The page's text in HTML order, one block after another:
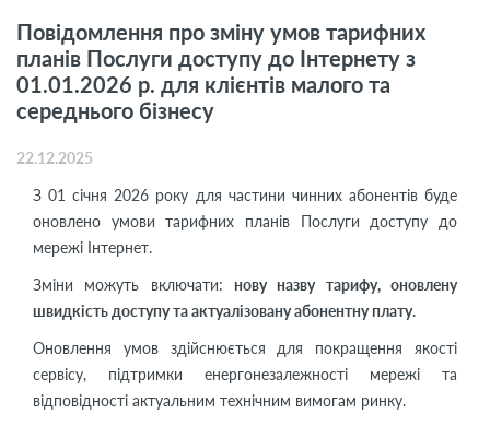
Повідомлення про зміну умов тарифних
планів Послуги доступу до Інтернету з
01.01.2026 р. для клієнтів малого та
середнього бізнесу
22.12.2025
З 01 січня 2026 року для частини чинних абонентів буде
оновлено умови тарифних планів Послуги доступу до
мережі Інтернет.
Зміни можуть включати: нову назву тарифу, оновлену
швидкість доступу та актуалізовану абонентну плату.
Оновлення умов здійснюється для покращення якості
сервісу, підтримки енергонезалежності мережі та
відповідності актуальним технічним вимогам ринку.